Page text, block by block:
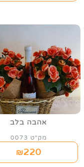
אהבה בלב
מק"ט 0073
₪220